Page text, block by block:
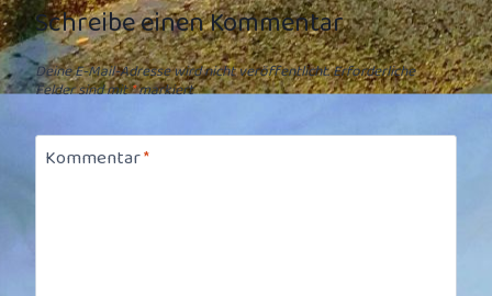
Schreibe einen Kommentar
Deine E-Mail-Adresse wird nicht veröffentlicht.Erforderliche
Felder sind mit*markiert
Kommentar*